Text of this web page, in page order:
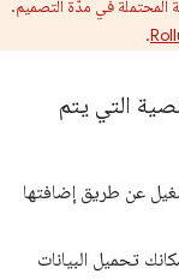
المحتملة في مدّة التصميم.
.
التي يتم
عن طريق إضافتها
تحميل البيانات